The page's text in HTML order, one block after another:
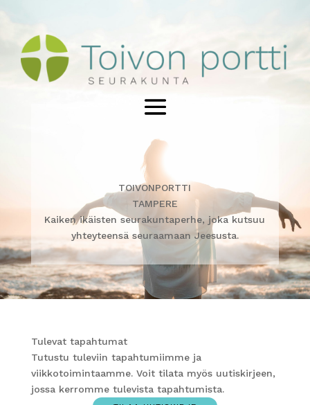
TOIVONPORTTI
TAMPERE
Kaiken ikäisten seurakuntaperhe, joka kutsuu
yhteyteensä seuraamaan Jeesusta.
Tulevat tapahtumat
Tutustu tuleviin tapahtumiimme ja
viikkotoimintaamme. Voit tilata myös uutiskirjeen,
jossa kerromme tulevista tapahtumista.